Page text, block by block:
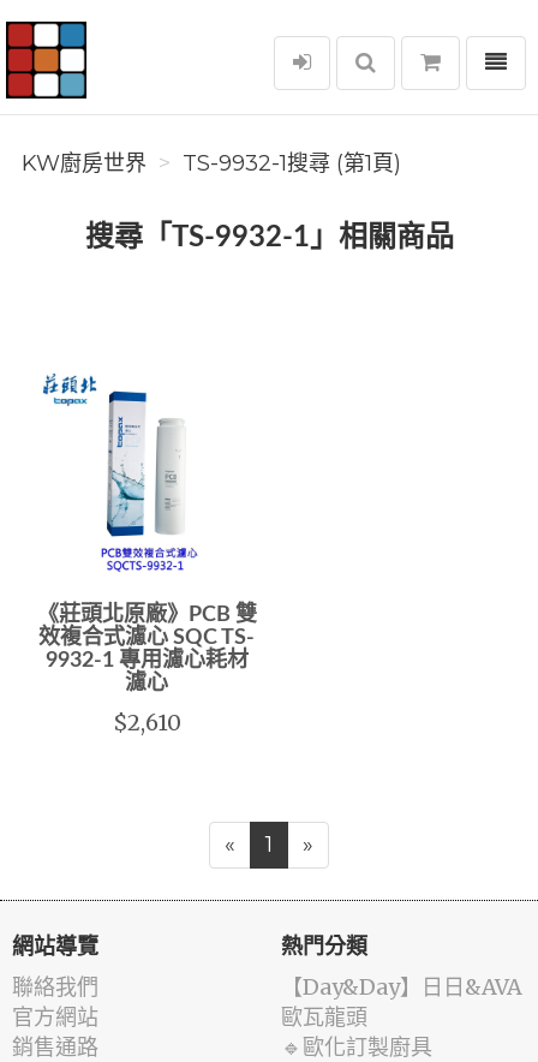
KW廚房世界
選單
KW廚房世界 TS-9932-1搜尋 (第1頁)
搜尋「TS-9932-1」相關商品
《莊頭北原廠》PCB 雙
效複合式濾心 SQC TS-
9932-1 專用濾心耗材
濾心
$2,610
« 1 »
網站導覽
聯絡我們
官方網站
銷售通路
熱門分類
️【Day&Day】️日日&AVA
歐瓦龍頭
🔹歐化訂製廚具